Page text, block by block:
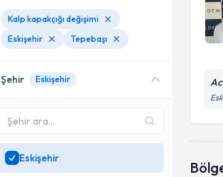
Kalp kapakçığı değişimi
Eskişehir
Tepebaşı
Şehir Eskişehir
Eskişehir